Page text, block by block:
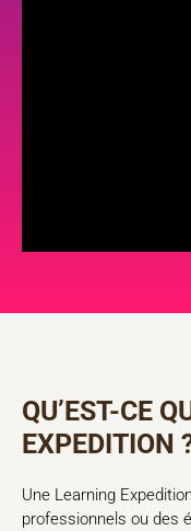
QU’EST-CE
EXPEDITION
Une Learning
professionnels ou des